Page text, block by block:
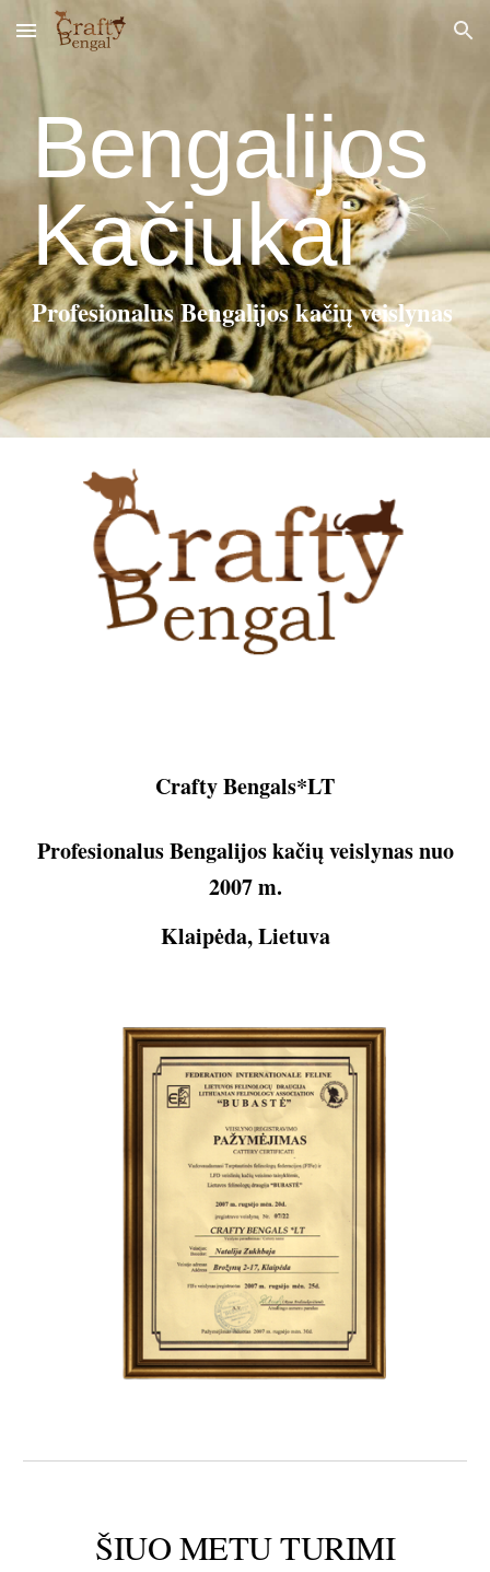
Skip to main content Skip to navigation
Bengalijos
Kačiukai
Profesionalus Bengalijos kačių veislynas
Crafty Bengals*LT
Profesionalus Bengalijos kačių veislynas nuo
2007 m.
Klaipėda, Lietuva
ŠIUO METU TURIMI